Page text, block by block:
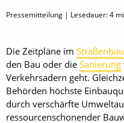
Pressemitteilung | Lesedauer:4
Die Zeitpläne im Straßenbau
den Bau oder die Sanierung
Verkehrsadern geht.
Behörden höchste
durch verschärfte
ressourcenschonender